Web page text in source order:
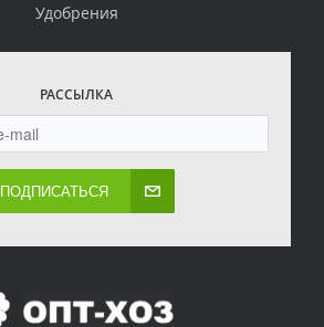
Удобрения
РАССЫЛКА
ПОДПИСАТЬСЯ